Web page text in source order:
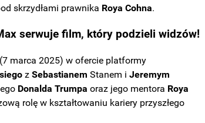
skrzydłami prawnika Roya Cohna.
serwuje film, który podzieli widzów!
marca 2025) w ofercie platformy
zSebastianemStanem iJeremym
Donalda Trumpa oraz jego mentora Roya
rolę w kształtowaniu kariery przyszłego